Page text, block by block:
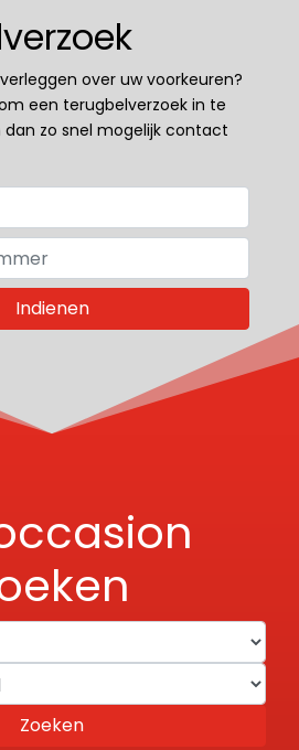
over uw voorkeuren?
een terugbelverzoek in te
zo snel mogelijk contact
Indienen
Zoeken